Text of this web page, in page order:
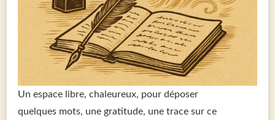
Un espace libre, chaleureux, pour déposer
quelques mots, une gratitude, une trace sur ce